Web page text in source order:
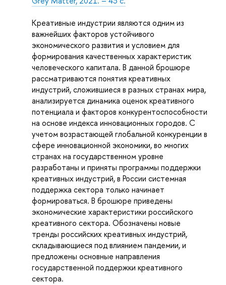
Креативные индустрии являются одним из
важнейших факторов устойчивого
экономического развития и условием для
формирования качественных характеристик
человеческого капитала. В данной брошюре
рассматриваются понятия креативных
индустрий, сложившиеся в разных странах мира,
анализируется динамика оценок креативного
потенциала и факторов конкурентоспособности
на основе индекса инновационных городов. С
учетом возрастающей глобальной конкуренции в
сфере инновационной экономики, во многих
странах на государственном уровне
разработаны и приняты программы поддержки
креативных индустрий, в России системная
поддержка сектора только начинает
формироваться. В брошюре приведены
экономические характеристики российского
креативного сектора. Обозначены новые
тренды российских креативных индустрий,
складывающиеся под влиянием пандемии, и
предложены основные направления
государственной поддержки креативного
сектора.